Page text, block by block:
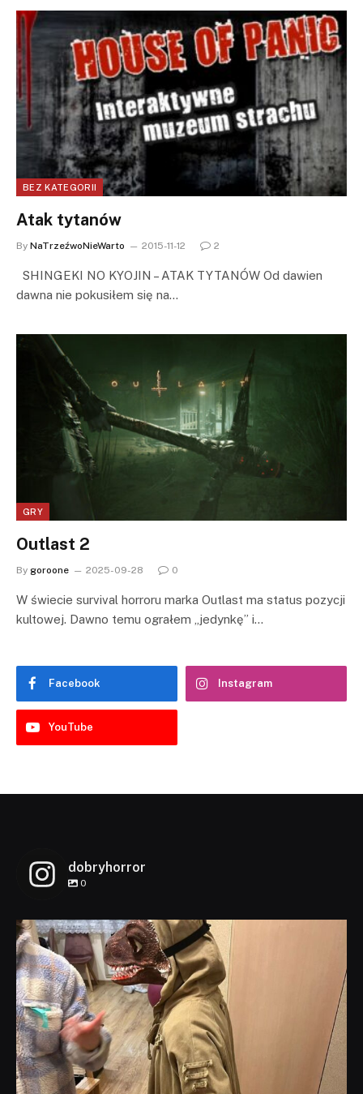
BEZ KATEGORII
Atak tytanów
By NaTrzeźwoNieWarto 2015-11-12 2
SHINGEKI NO KYOJIN – ATAK TYTANÓW Od dawien
dawna nie pokusiłem się na…
GRY
Outlast 2
By goroone 2025-09-28 0
W świecie survival horroru marka Outlast ma status pozycji
kultowej. Dawno temu ograłem „jedynkę” i…
Facebook Instagram
YouTube
dobryhorror
0
dobryhorror
Lis 1